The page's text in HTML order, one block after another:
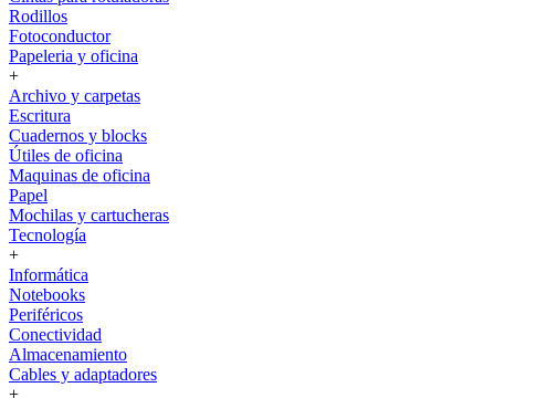
Rodillos
Fotoconductor
Papeleria y oficina
+
Archivo y carpetas
Escritura
Cuadernos y blocks
Útiles de oficina
Maquinas de oficina
Papel
Mochilas y cartucheras
Tecnología
+
Informática
Notebooks
Periféricos
Conectividad
Almacenamiento
Cables y adaptadores
+